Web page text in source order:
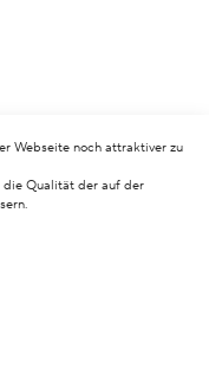
Webseite noch attraktiver zu
die Qualität der auf der